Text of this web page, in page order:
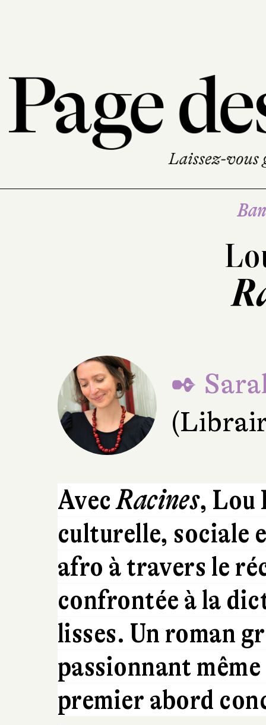
✒
AvecRacines, Lou
culturelle, sociale
afro à travers le
confrontée à la
lisses. Un roman
passionnant même
premier abord